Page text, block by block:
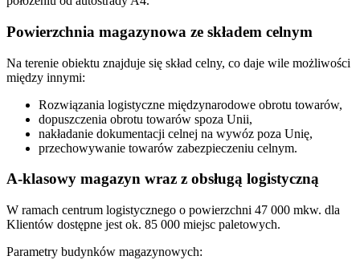
Powierzchnia magazynowa ze składem celnym
Na terenie obiektu znajduje się skład celny, co daje wile możliwości
między innymi:
Rozwiązania logistyczne międzynarodowe obrotu towarów,
dopuszczenia obrotu towarów spoza Unii,
nakładanie dokumentacji celnej na wywóz poza Unię,
przechowywanie towarów zabezpieczeniu celnym.
A-klasowy magazyn wraz z obsługą logistyczną
W ramach centrum logistycznego o powierzchni 47 000 mkw. dla
Klientów dostępne jest ok. 85 000 miejsc paletowych.
Parametry budynków magazynowych: